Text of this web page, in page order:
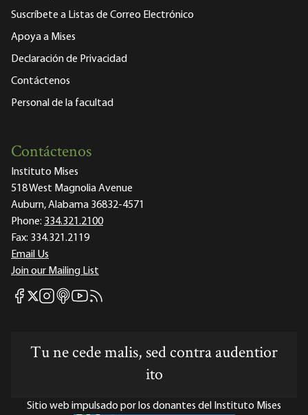
Suscríbete a Listas de Correo Electrónico
Apoya a Mises
Declaración de Privacidad
Contáctenos
Personal de la facultad
Contáctenos
Instituto Mises
518 West Magnolia Avenue
Auburn, Alabama 36832-4571
Phone: 334.321.2100
Fax: 334.321.2119
Email Us
Join our Mailing List
Mises Facebook
Mises X
Mises Instagram
Mises itunes
Mises Youtube
Mises RSS feed
Tu ne cede malis, sed contra audentior
ito
Sitio web impulsado por los donantes del Instituto Mises